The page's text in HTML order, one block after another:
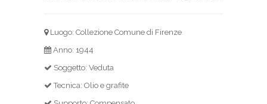
Luogo: Collezione Comune di Firenze
Anno: 1944
Soggetto: Veduta
Tecnica: Olio e grafite